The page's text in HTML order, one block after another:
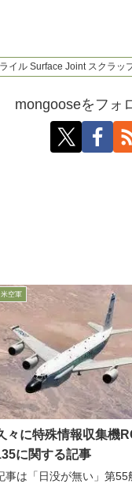
イル Surface Joint スクラッ
mongooseをフォ
米空軍
々に特殊情報収集機
に関する記事
事は「日没が無い」第55